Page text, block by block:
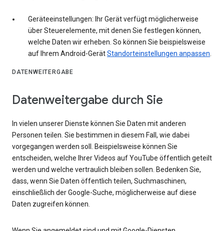
Geräteeinstellungen: Ihr Gerät verfügt möglicherweise
über Steuerelemente, mit denen Sie festlegen können,
welche Daten wir erheben. So können Sie beispielsweise
auf Ihrem Android-GerätStandorteinstellungen anpassen
DATENWEITERGABE
Datenweitergabe durch Sie
In vielen unserer Dienste können Sie Daten mit anderen
Personen teilen. Sie bestimmen in diesem Fall, wie dabei
vorgegangen werden soll. Beispielsweise können Sie
entscheiden, welche Ihrer Videos auf YouTube öffentlich geteilt
werden und welche vertraulich bleiben sollen. Bedenken Sie,
dass, wenn Sie Daten öffentlich teilen, Suchmaschinen,
einschließlich der Google-Suche, möglicherweise auf diese
Daten zugreifen können.